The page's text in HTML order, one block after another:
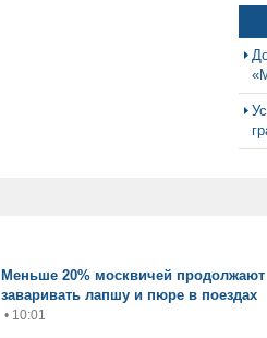
Меньше 20% москвичей продолжают
заваривать лапшу и пюре в поездах
• 10:01